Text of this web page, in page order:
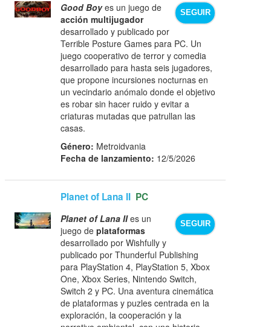
SEGUIR
Good Boyes un juego de
acción multijugador
desarrollado y publicado por
Terrible Posture Games para PC. Un
juego cooperativo de terror y comedia
desarrollado para hasta seis jugadores,
que propone incursiones nocturnas en
un vecindario anómalo donde el objetivo
es robar sin hacer ruido y evitar a
criaturas mutadas que patrullan las
casas.
Género: Metroidvania
Fecha de lanzamiento: 12/5/2026
Planet of Lana II PC
SEGUIR
Planet of Lana IIes un
juego deplataformas
desarrollado por Wishfully y
publicado por Thunderful Publishing
para PlayStation 4, PlayStation 5, Xbox
One, Xbox Series, Nintendo Switch,
Switch 2 y PC. Una aventura cinemática
de plataformas y puzles centrada en la
exploración, la cooperación y la